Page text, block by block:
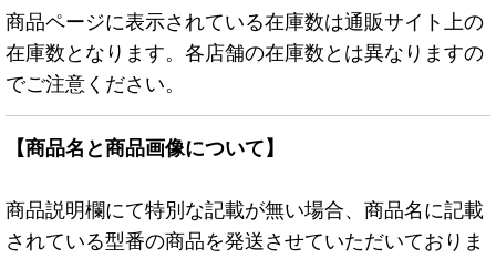
商品ページに表示されている在庫数は通販サイト上の
在庫数となります。各店舗の在庫数とは異なりますの
でご注意ください。
【商品名と商品画像について】
商品説明欄にて特別な記載が無い場合、商品名に記載
されている型番の商品を発送させていただいておりま